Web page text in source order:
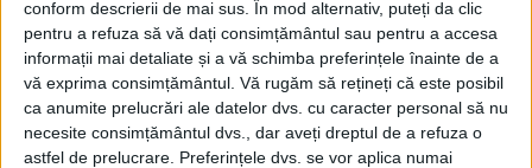
conform descrierii de mai sus. În mod alternativ, puteți da clic
pentru a refuza să vă dați consimțământul sau pentru a accesa
informații mai detaliate și a vă schimba preferințele înainte de a
vă exprima consimțământul. Vă rugăm să rețineți că este posibil
ca anumite prelucrări ale datelor dvs. cu caracter personal să nu
necesite consimțământul dvs., dar aveți dreptul de a refuza o
astfel de prelucrare. Preferințele dvs. se vor aplica numai
Grupul infracțional internațional
Doru Popovici 28 septembrie 2023